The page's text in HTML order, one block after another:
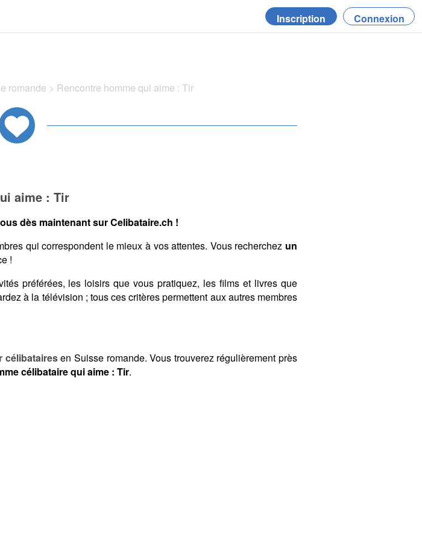
Inscription Connexion
romande > Rencontre homme qui aime : Tir
aime : Tir
dès maintenant sur Celibataire.ch !
qui correspondent le mieux à vos attentes. Vous recherchez un
!
préférées, les loisirs que vous pratiquez, les films et livres que
à la télévision ; tous ces critères permettent aux autres membres
célibatairesen Suisse romande. Vous trouverez régulièrement près
célibataire qui aime : Tir.